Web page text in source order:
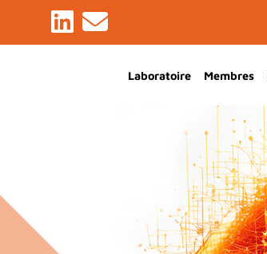
Main Navigation
Laboratoire Membres